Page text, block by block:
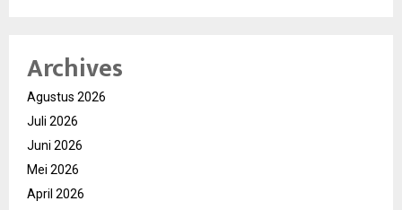
Archives
Agustus 2026
Juli 2026
Juni 2026
Mei 2026
April 2026